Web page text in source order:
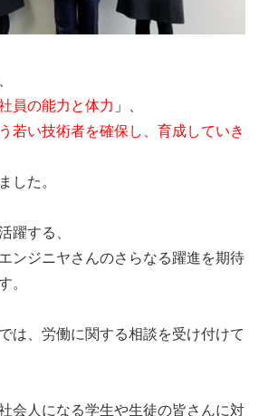
員の能力と体力 」
若い技術者を確保し、育成していき
した。
躍する、
ンジニヤさんのさらなる躍進を期待
。
は、労働に関する相談を受け付けて
会人になる学生や生徒の皆さんに対